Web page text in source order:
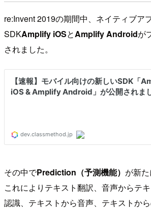
re:Invent 2019の期間中、ネイティブア
SDKAmplify iOSとAmplify Androidが
されました。
その中でPrediction（予測機能） が新た
これによりテキスト翻訳、音声からテ
認識、テキストから音声、テキストか